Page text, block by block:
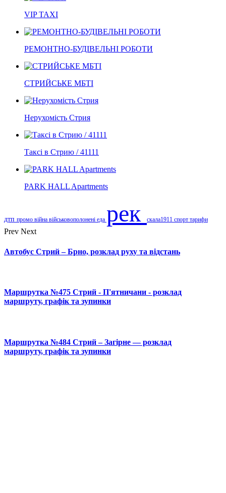
VIP TAXI
РЕМОНТНО-БУДІВЕЛЬНІ РОБОТИ
СТРИЙСЬКЕ МБТІ
Нерухомість Стрия
Таксі в Стрию / 41111
PARK HALL Apartments
дтп промо війна військовополонені еда рек скала1911 спорт тарифи
Prev Next
Автобус Стрий – Брно, розклад руху та відстань
Маршрутка №475 Стрий - П'ятничани - розклад
маршруту, графік та зупинки
Маршрутка №484 Стрий – Загірне — розклад
маршруту, графік та зупинки